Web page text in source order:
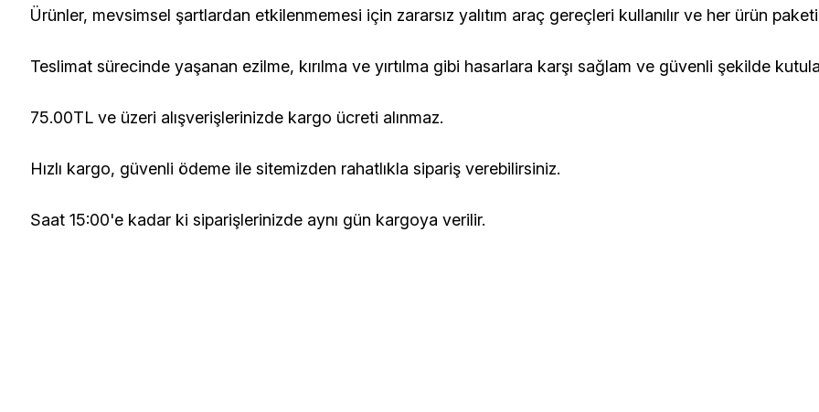
Ürünler, mevsimsel şartlardan etkilenmemesi için zararsız yalıtım araç gereçleri kullanılır ve her ürün
Teslimat sürecinde yaşanan ezilme, kırılma ve yırtılma gibi hasarlara karşı sağlam ve güvenli şekilde
75.00TL ve üzeri alışverişlerinizde kargo ücreti alınmaz.
Hızlı kargo, güvenli ödeme ile sitemizden rahatlıkla sipariş verebilirsiniz.
Saat 15:00'e kadar ki siparişlerinizde aynı gün kargoya verilir.